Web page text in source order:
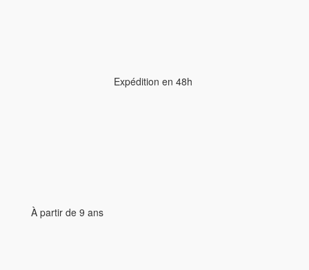
Expédition en 48h
À partir de 9 ans